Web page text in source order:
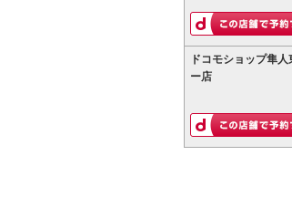
ドコモショップ隼人
ー店